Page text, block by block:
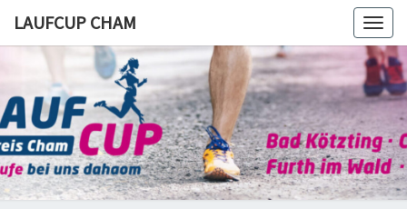
content
LAUFCUP CHAM
LAUFCUP
CHAM